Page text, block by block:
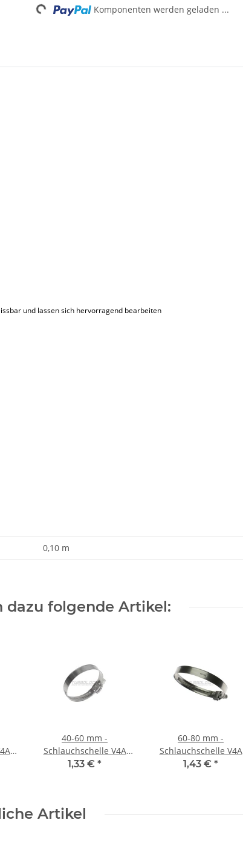
Loading... Komponenten werden geladen ...
und lassen sich hervorragend bearbeiten
0,10 m
dazu folgende Artikel:
40-60 mm -
Schlauchschelle V4A
1.4401 Edelstahl B:9
1,33 € *
60-80 mm -
Schlauchschelle V4A
1.4401 Edelstahl B:9
1,43 € *
Artikel